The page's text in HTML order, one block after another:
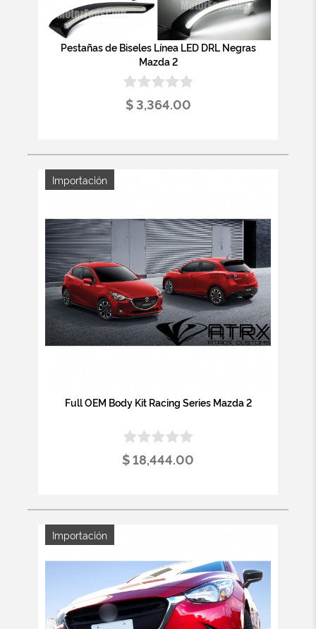
Pestañas de Biseles Línea LED DRL Negras
Mazda 2
$ 3,364.00
Importación
Full OEM Body Kit Racing Series Mazda 2
$ 18,444.00
Importación